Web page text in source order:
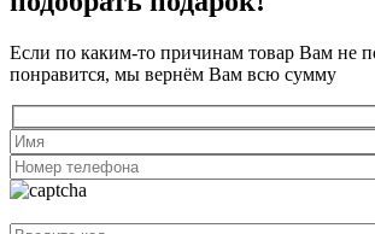
Если по каким-то причинам товар Вам не
понравится, мы вернём Вам всю сумму